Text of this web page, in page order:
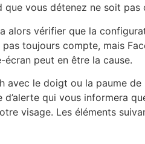
que vous détenez ne soit
alors vérifier que la
toujours compte, mais
peut en être la cause.
avec le doigt ou la paume
qui vous informera
visage. Les éléments